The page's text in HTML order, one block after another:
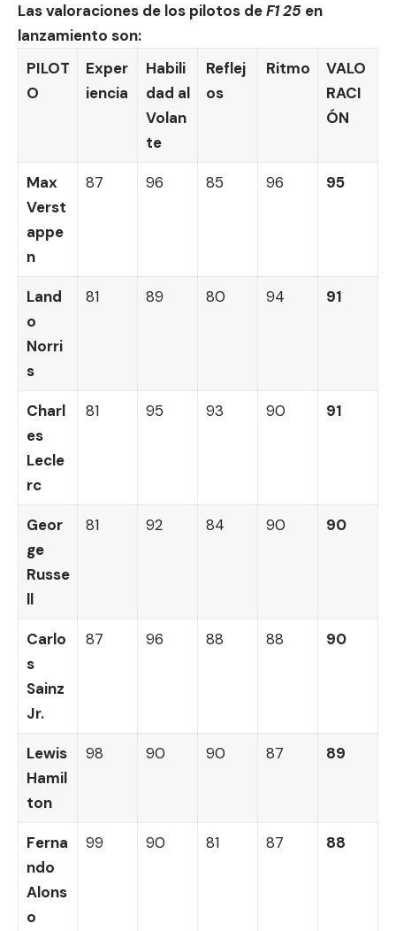
Las valoraciones de los pilotos deF125 en
lanzamiento son:
PILOT
O
Exper
iencia
Habili
dad al
Volan
te
Reflej
os
Ritmo
VALO
RACI
ÓN
Max
Verst
appe
n
87 96 85 96 95
Land
o
Norri
s
81 89 80 94 91
Charl
es
Lecle
rc
81 95 93 90 91
Geor
ge
Russe
ll
81 92 84 90 90
Carlo
s
Sainz
Jr.
87 96 88 88 90
Lewis
Hamil
ton
98 90 90 87 89
Ferna
ndo
Alons
o
99 90 81 87 88